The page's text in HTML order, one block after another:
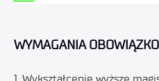
WYMAGANIA